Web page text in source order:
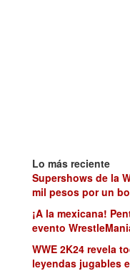
Lo más reciente
Supershows de la
mil pesos por un
¡A la mexicana!
evento
WWE 2K24 revela
leyendas jugables